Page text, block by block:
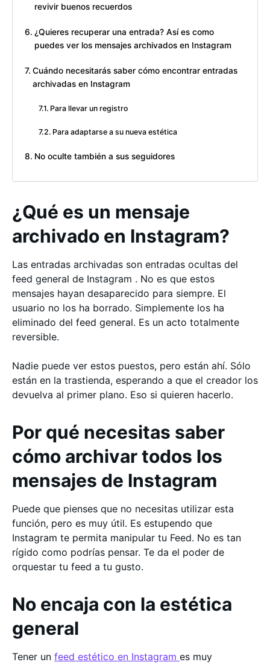
revivir buenos recuerdos
¿Quieres recuperar una entrada? Así es como
puedes ver los mensajes archivados en Instagram
Cuándo necesitarás saber cómo encontrar entradas
archivadas en Instagram
Para llevar un registro
Para adaptarse a su nueva estética
No oculte también a sus seguidores
¿Qué es un mensaje
archivado en Instagram?
Las entradas archivadas son entradas ocultas del
feed general de Instagram . No es que estos
mensajes hayan desaparecido para siempre. El
usuario no los ha borrado. Simplemente los ha
eliminado del feed general. Es un acto totalmente
reversible.
Nadie puede ver estos puestos, pero están ahí. Sólo
están en la trastienda, esperando a que el creador los
devuelva al primer plano. Eso si quieren hacerlo.
Por qué necesitas saber
cómo archivar todos los
mensajes de Instagram
Puede que pienses que no necesitas utilizar esta
función, pero es muy útil. Es estupendo que
Instagram te permita manipular tu Feed. No es tan
rígido como podrías pensar. Te da el poder de
orquestar tu feed a tu gusto.
No encaja con la estética
general
Tener un feed estético en Instagram es muy